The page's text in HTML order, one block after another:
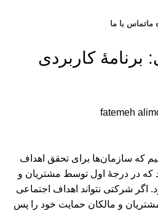
ماتماس با ما
برنامۀ کاربردی
fatemeh
که سازمان‌ها برای تحقق اهداف
که در درجۀ اول توسط مشتریان و
اگر شرکتی نتواند اهداف اجتماعی
مشتریان و مالکان حمایت خود را پس